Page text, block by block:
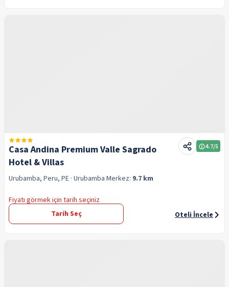
Casa Andina Premium Valle Sagrado
Hotel & Villas
4.7/5
Urubamba, Peru, PE · Urubamba Merkez: 9.7 km
Fiyatı görmek için tarih seçiniz
Tarih Seç
Oteli İncele